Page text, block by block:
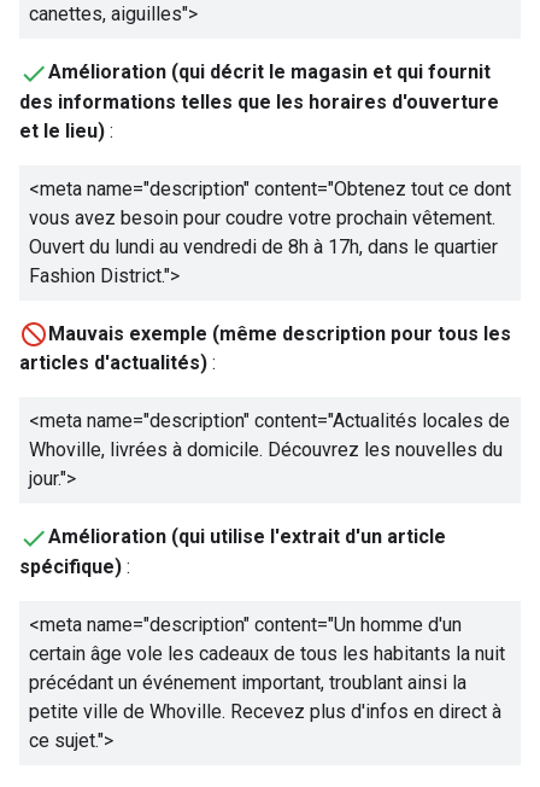
canettes, aiguilles">
Amélioration (qui décrit le magasin et qui fournit
des informations telles que les horaires d'ouverture
et le lieu) :
<meta name="description" content="Obtenez tout ce dont
vous avez besoin pour coudre votre prochain vêtement.
Ouvert du lundi au vendredi de 8h à 17h, dans le quartier
Fashion District.">
Mauvais exemple (même description pour tous les
articles d'actualités) :
<meta name="description" content="Actualités locales de
Whoville, livrées à domicile. Découvrez les nouvelles du
jour.">
Amélioration (qui utilise l'extrait d'un article
spécifique) :
<meta name="description" content="Un homme d'un
certain âge vole les cadeaux de tous les habitants la nuit
précédant un événement important, troublant ainsi la
petite ville de Whoville. Recevez plus d'infos en direct à
ce sujet.">